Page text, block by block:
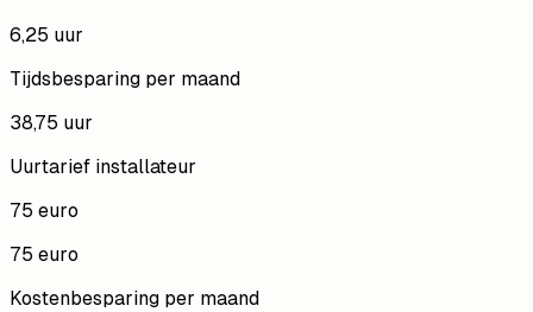
6,25 uur
Tijdsbesparing per maand
38,75 uur
Uurtarief installateur
75 euro
75 euro
Kostenbesparing per maand